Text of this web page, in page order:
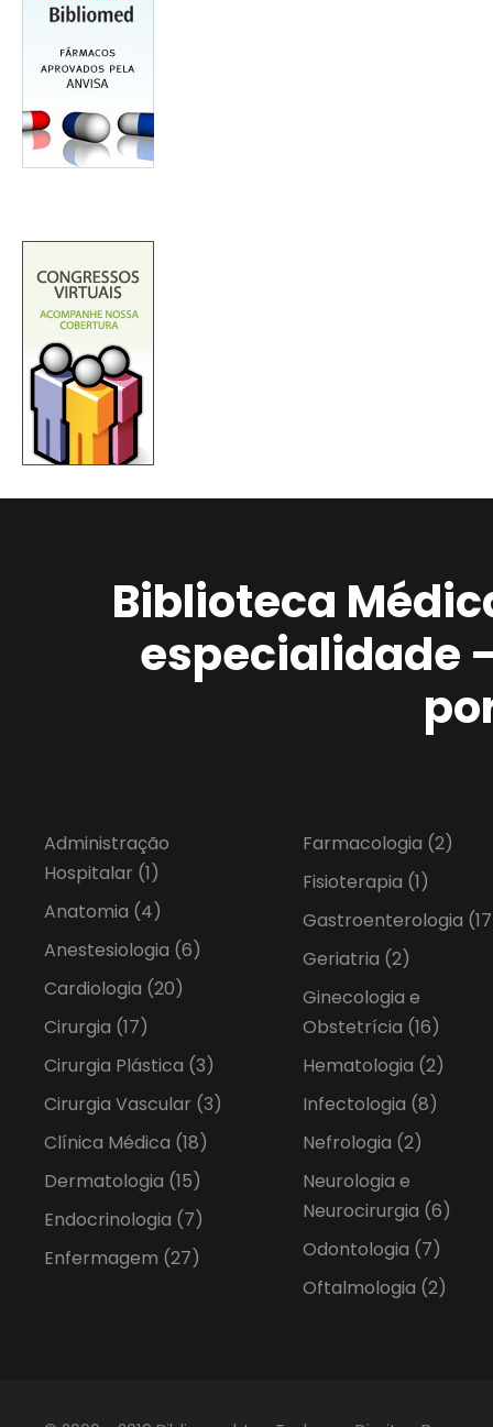
Biblioteca
especialidade
Administração
Hospitalar (1)
Anatomia (4)
Anestesiologia (6)
Cardiologia (20)
Cirurgia (17)
Cirurgia Plástica (3)
Cirurgia Vascular (3)
Clínica Médica (18)
Dermatologia (15)
Endocrinologia (7)
Enfermagem (27)
Farmacologia (2)
Fisioterapia (1)
Gastroenterologia
Geriatria (2)
Ginecologia e
Obstetrícia (16)
Hematologia (2)
Infectologia (8)
Nefrologia (2)
Neurologia e
Neurocirurgia (6)
Odontologia (7)
Oftalmologia (2)